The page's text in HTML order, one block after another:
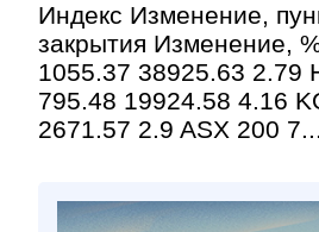
Индекс Изменение,
закрытия Изменение,
1055.37 38925.63 2.79
795.48 19924.58 4.16
2671.57 2.9 ASX 200 7...
Контакт»